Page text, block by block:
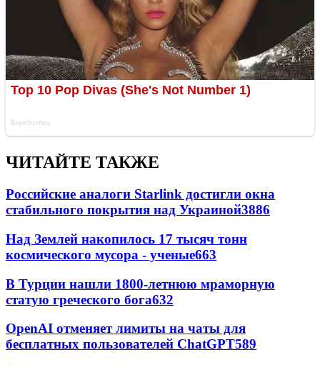
ЧИТАЙТЕ ТАКЖЕ
Российские аналоги Starlink достигли окна
стабильного покрытия над Украиной3886
Над Землей накопилось 17 тысяч тонн
космического мусора - ученые663
В Турции нашли 1800-летнюю мраморную
статую греческого бога632
OpenAI отменяет лимиты на чаты для
бесплатных пользователей ChatGPT589